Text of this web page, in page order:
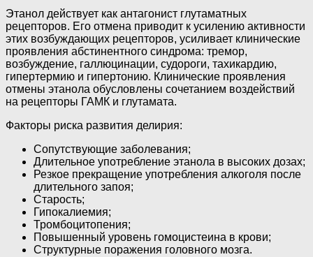
Этанол действует как антагонист глутаматных
рецепторов. Его отмена приводит к усилению активности
этих возбуждающих рецепторов, усиливает клинические
проявления абстинентного синдрома: тремор,
возбуждение, галлюцинации, судороги, тахикардию,
гипертермию и гипертонию. Клинические проявления
отмены этанола обусловлены сочетанием воздействий
на рецепторы ГАМК и глутамата.
Факторы риска развития делирия:
Сопутствующие заболевания;
Длительное употребление этанола в высоких дозах;
Резкое прекращение употребления алкоголя после
длительного запоя;
Старость;
Гипокалиемия;
Тромбоцитопения;
Повышенный уровень гомоцистеина в крови;
Структурные поражения головного мозга.